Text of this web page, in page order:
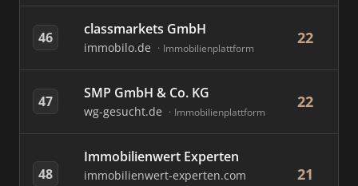
46 classmarkets GmbH
immobilo.de Immobilienplattform
22
47 SMP GmbH & Co. KG
wg-gesucht.de Immobilienplattform
22
48
Immobilienwert Experten
immobilienwert-experten.com 21